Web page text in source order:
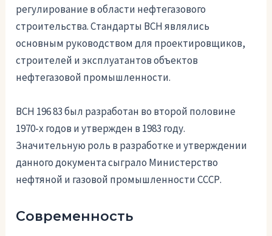
регулирование в области нефтегазового
строительства. Стандарты ВСН являлись
основным руководством для проектировщиков,
строителей и эксплуатантов объектов
нефтегазовой промышленности.
ВСН 196 83 был разработан во второй половине
1970-х годов и утвержден в 1983 году.
Значительную роль в разработке и утверждении
данного документа сыграло Министерство
нефтяной и газовой промышленности СССР.
Современность